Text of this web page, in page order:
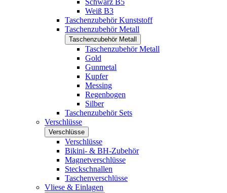
Schwarz B5
Weiß B3
Taschenzubehör Kunststoff
Taschenzubehör Metall
Taschenzubehör Metall
Taschenzubehör Metall
Gold
Gunmetal
Kupfer
Messing
Regenbogen
Silber
Taschenzubehör Sets
Verschlüsse
Verschlüsse
Verschlüsse
Bikini- & BH-Zubehör
Magnetverschlüsse
Steckschnallen
Taschenverschlüsse
Vliese & Einlagen